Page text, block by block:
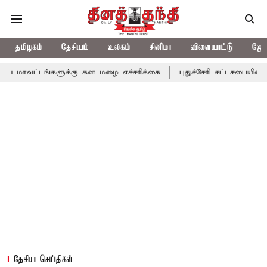
தமிழகம் தேசியம் உலகம் சினிமா விளையாட்டு
கன மழை எச்சரிக்கை புதுச்சேரி சட்டசபையில் வரும்
தேசிய செய்திகள்